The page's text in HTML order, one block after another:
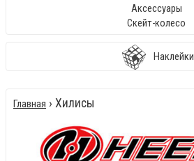
Аксессуары
Скейт-колесо
Наклейки
Главная › Хилисы